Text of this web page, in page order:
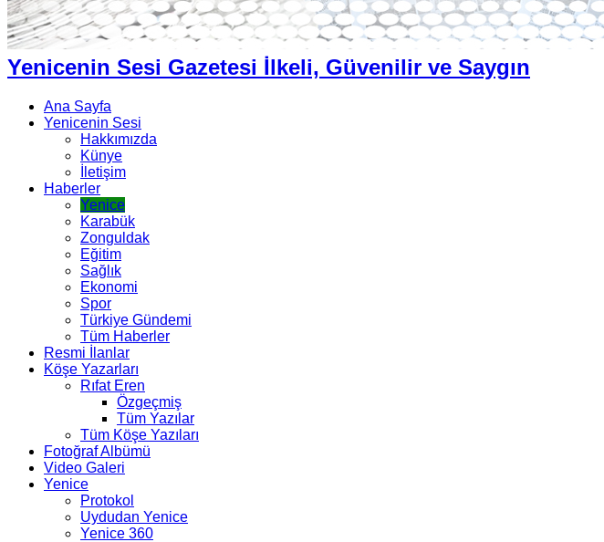
Yenicenin Sesi Gazetesi İlkeli, Güvenilir ve Saygın
Ana Sayfa
Yenicenin Sesi
Hakkımızda
Künye
İletişim
Haberler
Yenice
Karabük
Zonguldak
Eğitim
Sağlık
Ekonomi
Spor
Türkiye Gündemi
Tüm Haberler
Resmi İlanlar
Köşe Yazarları
Rıfat Eren
Özgeçmiş
Tüm Yazılar
Tüm Köşe Yazıları
Fotoğraf Albümü
Video Galeri
Yenice
Protokol
Uydudan Yenice
Yenice 360